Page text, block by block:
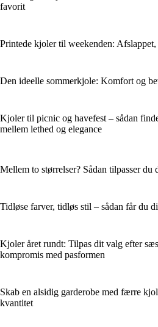
favorit
Printede kjoler til weekenden:
Den ideelle sommerkjole: Komfort og
Kjoler til picnic og havefest – sådan
mellem lethed og elegance
Mellem to størrelser? Sådan tilpasser
Tidløse farver, tidløs stil – sådan får du
Kjoler året rundt: Tilpas dit valg efter
kompromis med pasformen
Skab en alsidig garderobe med færre
kvantitet